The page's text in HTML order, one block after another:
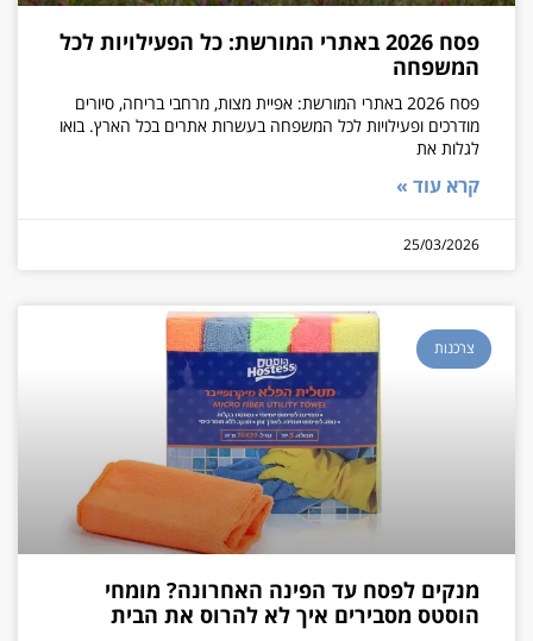
פסח 2026 באתרי המורשת: כל הפעילויות לכל
המשפחה
פסח 2026 באתרי המורשת: אפיית מצות, מרחבי בריחה, סיורים
מודרכים ופעילויות לכל המשפחה בעשרות אתרים בכל הארץ. בואו
לגלות את
קרא עוד »
25/03/2026
צרכנות
מנקים לפסח עד הפינה האחרונה? מומחי
הוסטס מסבירים איך לא להרוס את הבית